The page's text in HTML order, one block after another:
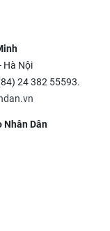
Hà Nội
24 382 55593.
Nhân Dân